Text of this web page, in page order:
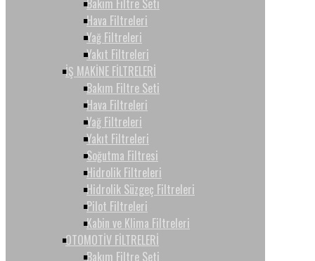
Bakım Filtre Seti
Hava Filtreleri
Yağ Filtreleri
Yakıt Filtreleri
İŞ MAKİNE FİLTRELERİ
Bakım Filtre Seti
Hava Filtreleri
Yağ Filtreleri
Yakıt Filtreleri
Soğutma Filtresi
Hidrolik Filtreleri
Hidrolik Süzgeç Filtreleri
Pilot Filtreleri
Kabin ve Klima Filtreleri
OTOMOTİV FİLTRELERİ
Bakım Filtre Seti